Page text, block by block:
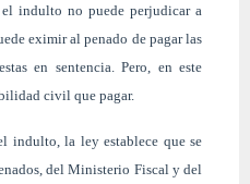
indulto no puede perjudicar a
eximir al penado de pagar las
en sentencia. Pero, en este
civil que pagar.
indulto, la ley establece que se
del Ministerio Fiscal y del